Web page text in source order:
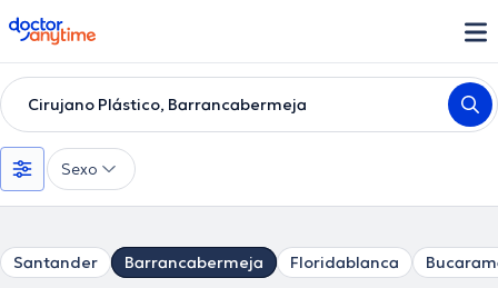
doctoranytime
Cirujano Plástico, Barrancabermeja
Sexo
Santander Barrancabermeja Floridablanca